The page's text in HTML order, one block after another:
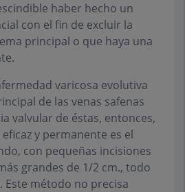
haber hecho un
con el fin de excluir la
principal o que haya una
varicosa evolutiva
de las venas safenas
valvular de éstas, entonces,
y permanente es el
con pequeñas incisiones
grandes de 1/2 cm., todo
Este método no precisa